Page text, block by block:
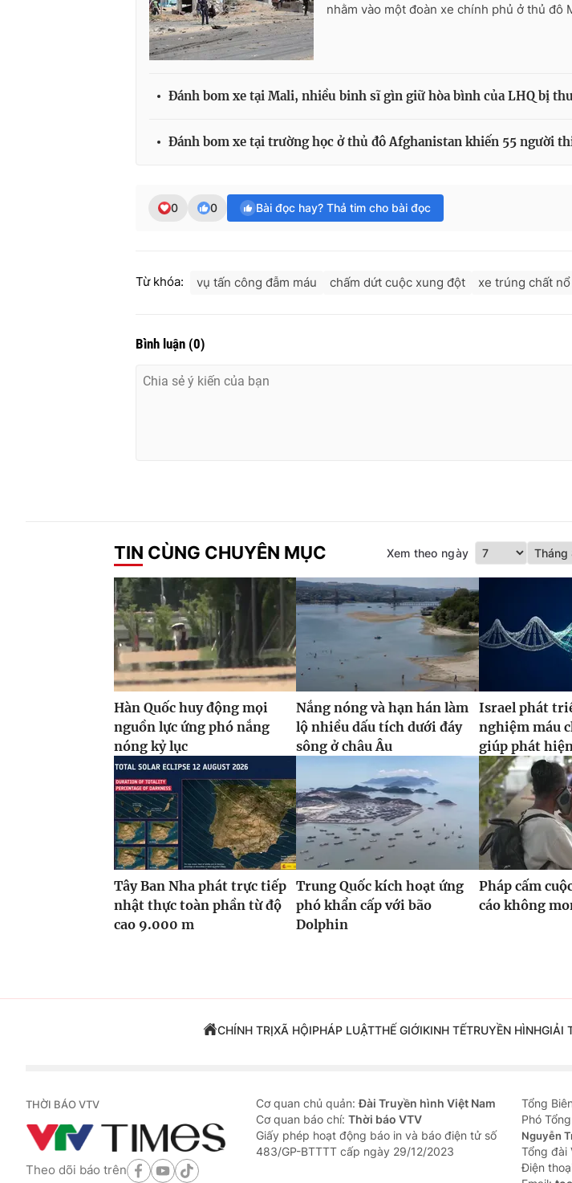
nhằm vào một đoàn xe chính phủ ở thủ đô
Đánh bom xe tại Mali, nhiều binh sĩ gìn giữ hòa bình của LHQ bị
Đánh bom xe tại trường học ở thủ đô Afghanistan khiến 55 người
0 0 Bài đọc hay? Thả tim cho bài đọc
Từ khóa: vụ tấn công đẫm máu chấm dứt cuộc xung đột xe trúng chất nổ
Bình luận (0)
TIN CÙNG CHUYÊN MỤC Xem theo ngày
Hàn Quốc huy động mọi
nguồn lực ứng phó nắng
nóng kỷ lục
Nắng nóng và hạn hán làm
lộ nhiều dấu tích dưới đáy
sông ở châu Âu
Israel phát
nghiệm máu
giúp phát
Tây Ban Nha phát trực tiếp
nhật thực toàn phần từ độ
cao 9.000 m
Trung Quốc kích hoạt ứng
phó khẩn cấp với bão
Dolphin
Pháp cấm
cáo không
CHÍNH TRỊXÃ HỘIPHÁP LUẬTTHẾ GIỚIKINH TẾTRUYỀN HÌNHGIẢI
THỜI BÁO VTV
Theo dõi báo trên
Cơ quan chủ quản:Đài Truyền hình Việt Nam
Cơ quan báo chí: Thời báo VTV
Giấy phép hoạt động báo in và báo điện tử số
483/GP-BTTTT cấp ngày 29/12/2023
Tổng
Phó
Nguyễn
Tổng đài
Ðiện